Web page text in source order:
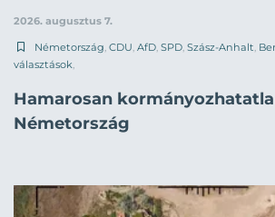
2026. augusztus 7.
Németország CDU AfD SPD Szász-Anhalt
választások
Hamarosan
Németország